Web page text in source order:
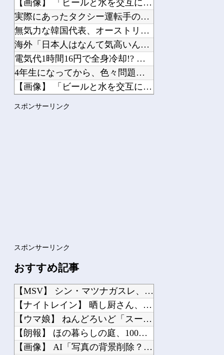
【画像】 「ビールと水を交互に飲まないと倒れるグラス」発売
実際にあったタクシー運転手の不可解すぎる体験談
無気力な韓国代表、オーストリアにも0-1で敗北…3月のAマッ...
海外「日本人はなんて気高いんだ！」 英高級紙も驚愕した極限の...
電気代1時間16円で全身冷却!? 全身を冷やす“人間用冷蔵庫...
4年生になってから、色々問題が出て来てる娘。私も毎日怒鳴り続...
【画像】 「ビールと水を交互に飲まないと倒れるグラス」発売
スポンサーリンク
スポンサーリンク
おすすめ記事
【MSV】 シン・マツナガスレ、これで24歳は無理あるだろ…
【ナイトレイン】 晒し厨さん、なんか逝く…
【ウマ娘】 ねんどろいど「スーパークリーク」【明日発売】
【朗報】 ほの暮らしの庭、100時間遊べてストーリーも面白いスタバレの上位互換だ...
【画像】 AI「写真の背景削除？ガンプラの箱追加しといてあげよ????」